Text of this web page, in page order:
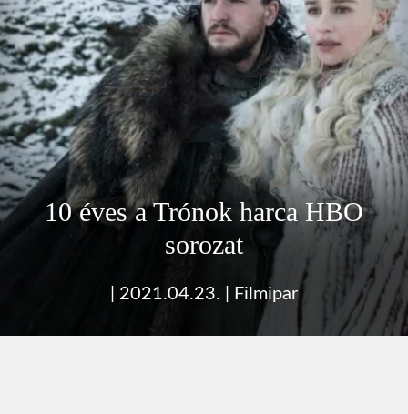
10 éves a Trónok harca HBO
sorozat
2021.04.23. Filmipar